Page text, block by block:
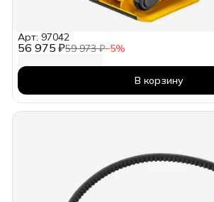
56 975 ₽59 973 ₽−5%
Арт: 97042
В корзину